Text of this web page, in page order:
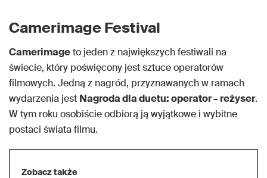
Camerimage Festival
Camerimageto jeden z największych festiwali na
świecie, który poświęcony jest sztuce operatorów
filmowych. Jedną z nagród, przyznawanych w ramach
wydarzenia jest Nagroda dla duetu: operator – reżyser.
W tym roku osobiście odbiorą ją wyjątkowe i wybitne
postaci świata filmu.
Zobacz także